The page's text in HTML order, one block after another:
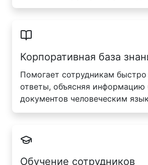
Корпоративная база
Помогает сотрудникам быстро
ответы, объясняя информацию
документов человеческим
Обучение сотрудников